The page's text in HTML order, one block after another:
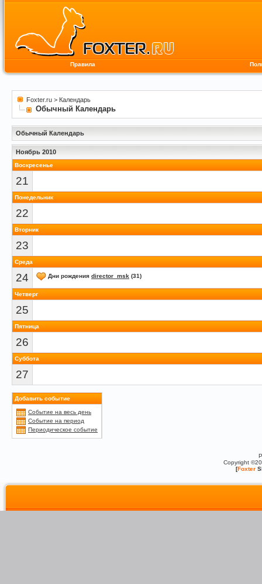
Правила
Foxter.ru > Календарь
Обычный Календарь
Обычный Календарь
Ноябрь 2010
Воскресенье
21
Понедельник
22
Вторник
23
Среда
24 Дни рождения director_msk (31)
Четверг
25
Пятница
26
Суббота
27
Добавить событие
Событие на весь день
Событие на период
Периодическое событие
Copyright
[Foxter